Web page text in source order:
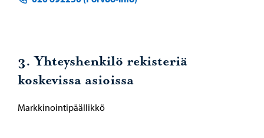
3. Yhteyshenkilö rekisteriä
koskevissa asioissa
Markkinointipäällikkö